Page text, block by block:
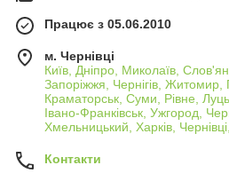
Працює з 05.06.2010
м. Чернівці
Київ, Дніпро, Миколаїв,
Запоріжжя, Чернігів, Житомир,
Краматорськ, Суми, Рівне,
Івано-Франківськ, Ужгород,
Хмельницький, Харків,
Контакти